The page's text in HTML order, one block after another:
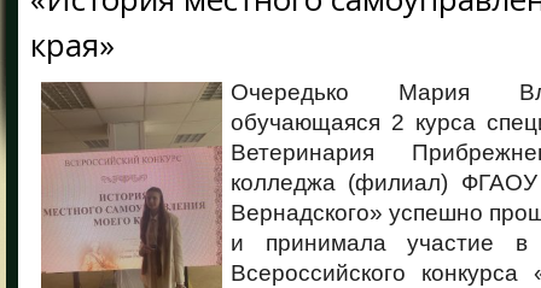
края»
Очередько Мария
обучающаяся 2 курса
Ветеринария
колледжа (филиал)
Вернадского» успешно
и принимала участие
Всероссийского конкурса